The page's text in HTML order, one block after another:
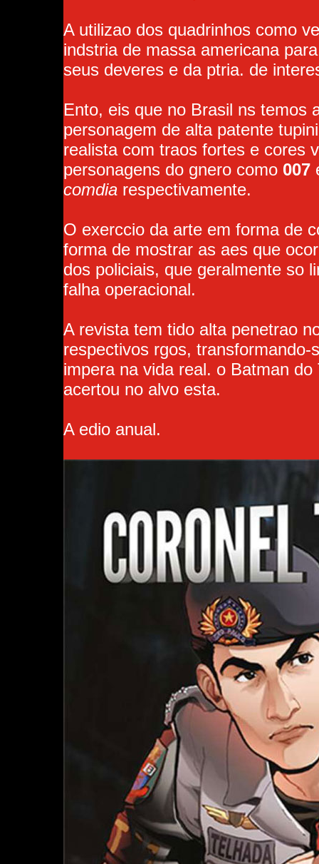
A utilizao dos quadrinhos como
indstria de massa americana
seus deveres e da ptria. de
Ento, eis que no Brasil ns temos
personagem de alta patente
realista com traos fortes e cores
personagens do gnero como 007
comdiarespectivamente.
O exerccio da arte em forma de
forma de mostrar as aes que
dos policiais, que geralmente so
falha operacional.
A revista tem tido alta penetrao
respectivos rgos,
impera na vida real. o Batman
acertou no alvo esta.
A edio anual.